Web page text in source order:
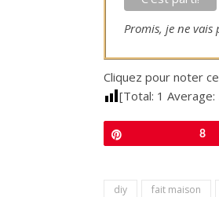
Promis, je ne
Cliquez pour noter
[Total: 1 Average:
8
diy fait maison